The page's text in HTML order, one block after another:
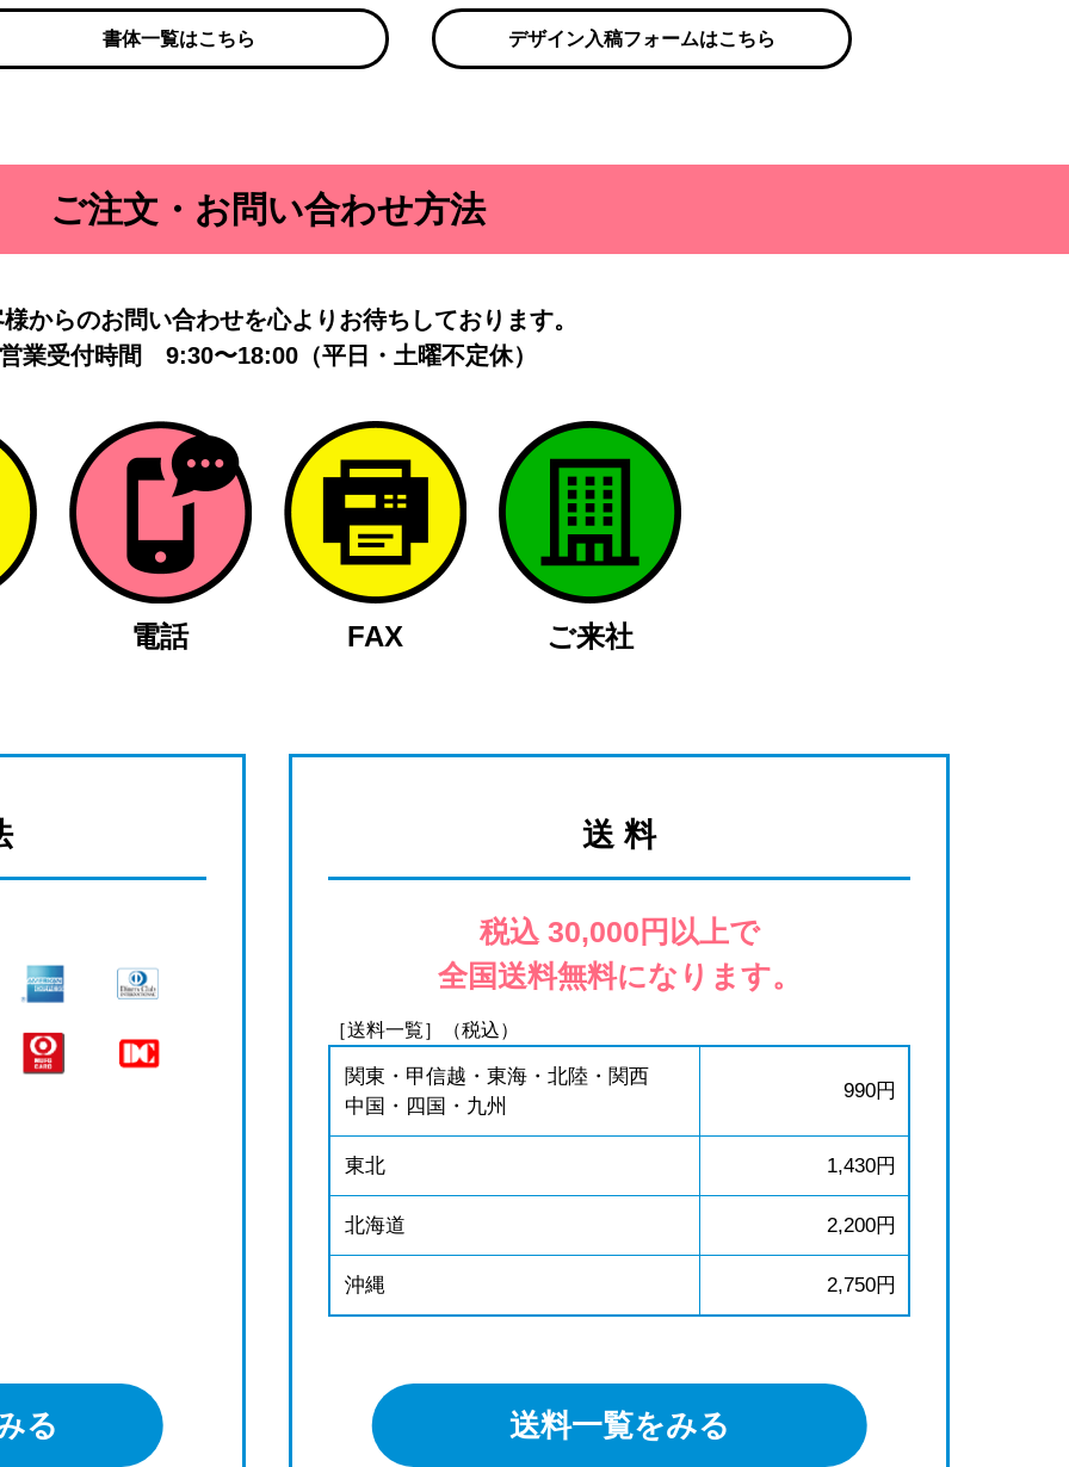
書体一覧はこちら デザイン入稿フォームはこちら
ご注文・お問い合わせ方法
からのお問い合わせを心よりお待ちしております。
業受付時間 9:30〜18:00（平日・土曜不定休）
電話 FAX ご来社
る
送 料
税込 30,000円以上で
全国送料無料になります。
［送料一覧］（税込）
関東・甲信越・東海・北陸・関西
中国・四国・九州
990円
東北 1,430円
北海道 2,200円
沖縄 2,750円
送料一覧をみる